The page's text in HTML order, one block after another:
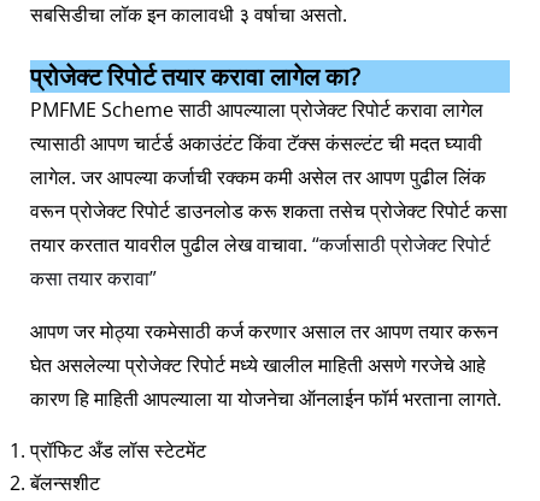
सबसिडीचा लॉक इन कालावधी ३ वर्षाचा असतो.
प्रोजेक्ट रिपोर्ट तयार करावा लागेल का?
PMFME Scheme साठी आपल्याला प्रोजेक्ट रिपोर्ट करावा लागेल
त्यासाठी आपण चार्टर्ड अकाउंटंट किंवा टॅक्स कंसल्टंट ची मदत घ्यावी
लागेल. जर आपल्या कर्जाची रक्कम कमी असेल तर आपण पुढील लिंक
वरून प्रोजेक्ट रिपोर्ट डाउनलोड करू शकता तसेच प्रोजेक्ट रिपोर्ट कसा
तयार करतात यावरील पुढील लेख वाचावा. “कर्जासाठी प्रोजेक्ट रिपोर्ट
कसा तयार करावा”
आपण जर मोठ्या रकमेसाठी कर्ज करणार असाल तर आपण तयार करून
घेत असलेल्या प्रोजेक्ट रिपोर्ट मध्ये खालील माहिती असणे गरजेचे आहे
कारण हि माहिती आपल्याला या योजनेचा ऑनलाईन फॉर्म भरताना लागते.
प्रॉफिट अँड लॉस स्टेटमेंट
बॅलन्सशीट